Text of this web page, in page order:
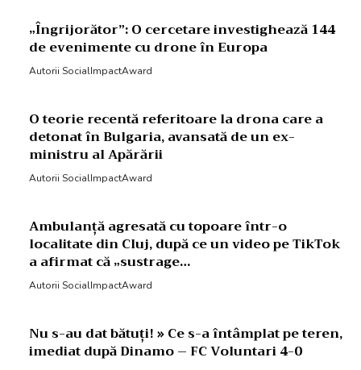
„Îngrijorător”: O cercetare investighează 144
de evenimente cu drone în Europa
Autorii SocialImpactAward
O teorie recentă referitoare la drona care a
detonat în Bulgaria, avansată de un ex-
ministru al Apărării
Autorii SocialImpactAward
Ambulanță agresată cu topoare într-o
localitate din Cluj, după ce un video pe TikTok
a afirmat că „sustrage…
Autorii SocialImpactAward
Nu s-au dat bătuți! » Ce s-a întâmplat pe teren,
imediat după Dinamo – FC Voluntari 4-0